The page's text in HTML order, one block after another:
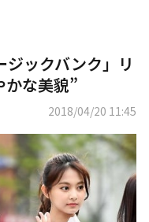
ジックバンク」リ
かな美貌”
2018/04/20 11:45